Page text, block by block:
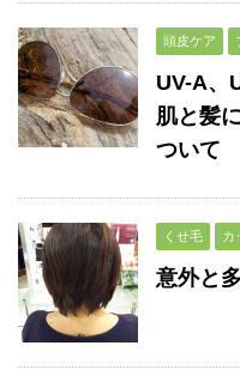
頭皮ケア
UV-A、
肌と髪
ついて
くせ毛 カ
意外と